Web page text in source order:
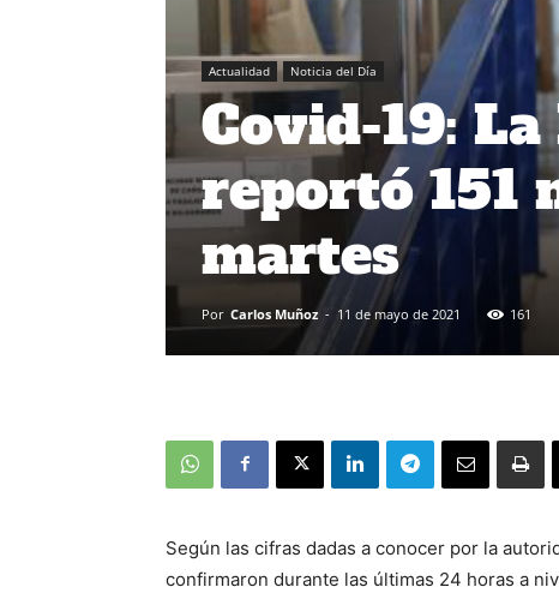
Actualidad Noticia del Día
Covid-19:
reportó 151
martes
Por Carlos Muñoz - 11 de mayo de 2021 161
Según las cifras dadas a conocer por la
confirmaron durante las últimas 24 horas a